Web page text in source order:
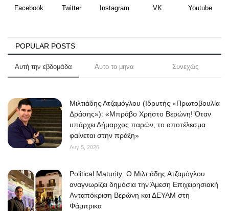
Facebook Twitter Instagram VK Youtube
POPULAR POSTS
Αυτή την εβδομάδα Αυτο το μηνα Συνεχώς
Μιλτιάδης Ατζαμόγλου (Ιδρυτής «Πρωτοβουλία
Δράσης»): «Μπράβο Χρήστο Βερώνη! Όταν
υπάρχει Δήμαρχος παρών, το αποτέλεσμα
φαίνεται στην πράξη»
Αυγ 5, 2026
Political Maturity: Ο Μιλτιάδης Ατζαμόγλου
αναγνωρίζει δημόσια την Άμεση Επιχειρησιακή
Ανταπόκριση Βερώνη και ΔΕΥΑΜ στη
Φάμπρικα